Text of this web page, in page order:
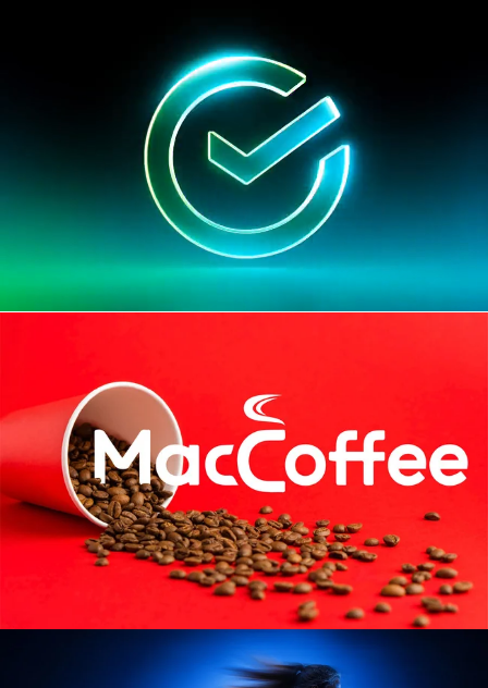
Разработать 7 презентаций за 7 дней
Разработать крутую презентацию в
премиальном стиле.